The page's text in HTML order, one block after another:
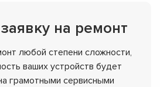
на ремонт
любой степени сложности,
ваших устройств будет
грамотными сервисными